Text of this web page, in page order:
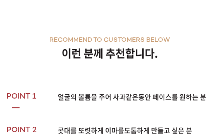
이런 분께 추천합니다.
RECOMMEND TO CUSTOMERS BELOW
POINT 1 얼굴의 볼륨을 주어 사과같은동안 페이스를 원하는 분
POINT 2 콧대를 또렷하게 이마를도톰하게 만들고 싶은 분